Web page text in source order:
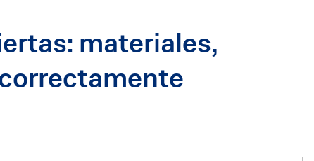
C/ Girona, 134
08037 Barcelona
info@acrobatica.es
materiales,